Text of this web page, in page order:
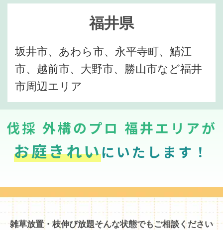
福井県
坂井市、あわら市、永平寺町、鯖江
市、越前市、大野市、勝山市など福井
市周辺エリア
伐採 外構のプロ 福井エリアが
お庭きれいにいたします！
雑草放置・枝伸び放題そんな状態でもご相談ください